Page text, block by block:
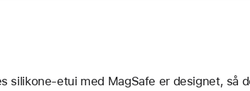
silikone-etui med MagSafe er designet, så